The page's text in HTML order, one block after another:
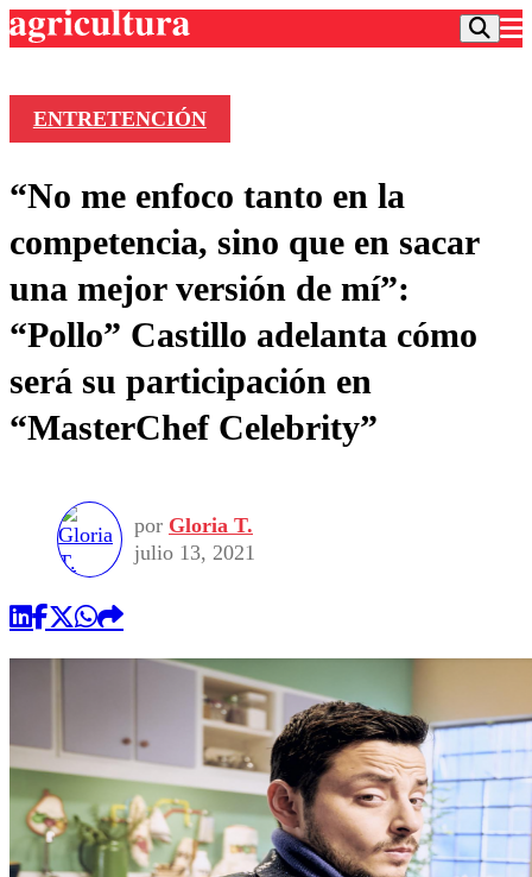
Frecuencias
Agricultura TV
Deportes
Colo Colo
Motor
Otros Deportes
Seleccion Chilena
Torneo Internacional
Universidad de Chile
Entretención
Noticias
Dato Practico
Economía
Internacional
Sustentabilidad
Vida Social
Publicaciones en medios
Opinión
Programas
ENTRETENCIÓN
“No me enfoco tanto en la
competencia, sino que en sacar
una mejor versión de mí”:
“Pollo” Castillo adelanta cómo
será su participación en
“MasterChef Celebrity”
por Gloria T.
julio 13, 2021